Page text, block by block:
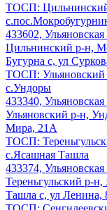
ТОСП:
433602, Ульяновская
Цильнинский р-н,
Бугурна с, ул
ТОСП: Ульяновский
с.Ундоры
433340, Ульяновская
Ульяновский р-н,
Мира, 21А
ТОСП:
с.Ясашная Ташла
433374, Ульяновская
Тереньгульский р-
Ташла с, ул Ленина,